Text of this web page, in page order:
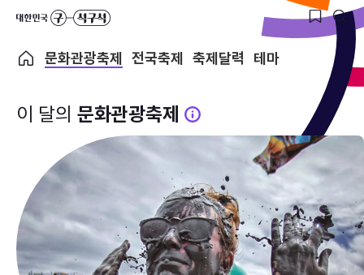
문화관광축제 전국축제 축제달력 테마
이 달의 문화관광축제